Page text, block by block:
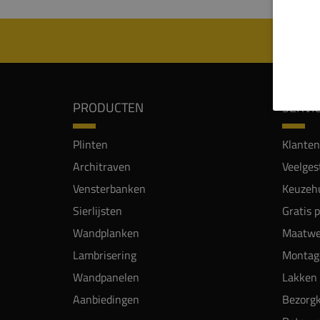
PRODUCTEN
Plinten
Architraven
Vensterbanken
Sierlijsten
Wandplanken
Lambrisering
Wandpanelen
Aanbiedingen
Gratis